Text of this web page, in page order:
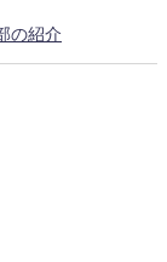
の紹介